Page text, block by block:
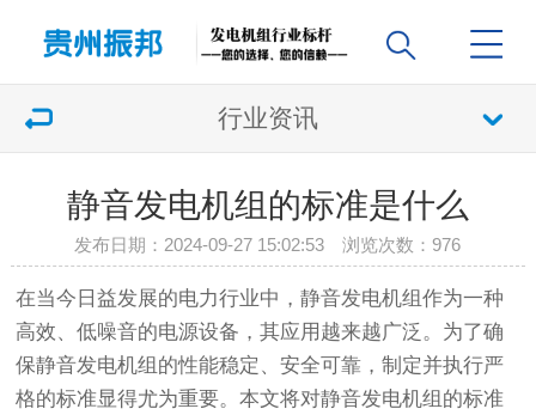
行业资讯
静音发电机组的标准是什么
发布日期：2024-09-27 15:02:53 浏览次数： 976
在当今日益发展的电力行业中，静音发电机组作为一种
高效、低噪音的电源设备，其应用越来越广泛。为了确
保静音发电机组的性能稳定、安全可靠，制定并执行严
格的标准显得尤为重要。本文将对静音发电机组的标准